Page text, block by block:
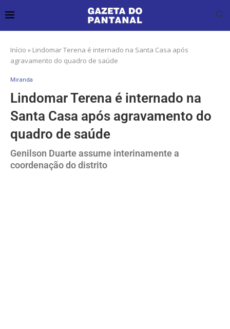
Início » Lindomar Terena é internado na Santa Casa após
agravamento do quadro de saúde
Miranda
Lindomar Terena é internado na
Santa Casa após agravamento do
quadro de saúde
Genilson Duarte assume interinamente a
coordenação do distrito